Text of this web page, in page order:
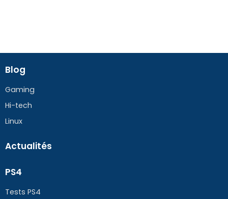
Blog
Gaming
Hi-tech
Linux
Actualités
PS4
Tests PS4